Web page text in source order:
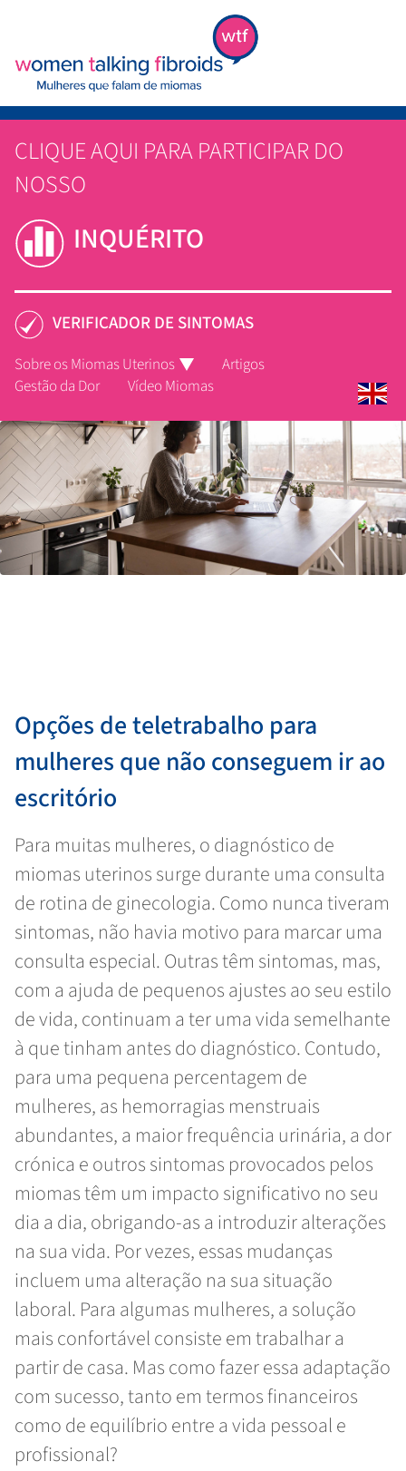
CLIQUE AQUI PARA PARTICIPAR DO
NOSSO
INQUÉRITO
VERIFICADOR DE SINTOMAS
Sobre os Miomas Uterinos
Artigos
Gestão da Dor
Vídeo Miomas
Opções de teletrabalho para
mulheres que não conseguem ir ao
escritório
Para muitas mulheres, o diagnóstico de
miomas uterinos surge durante uma consulta
de rotina de ginecologia. Como nunca tiveram
sintomas, não havia motivo para marcar uma
consulta especial. Outras têm sintomas, mas,
com a ajuda de pequenos ajustes ao seu estilo
de vida, continuam a ter uma vida semelhante
à que tinham antes do diagnóstico. Contudo,
para uma pequena percentagem de
mulheres, as hemorragias menstruais
abundantes, a maior frequência urinária, a dor
crónica e outros sintomas provocados pelos
miomas têm um impacto significativo no seu
dia a dia, obrigando-as a introduzir alterações
na sua vida. Por vezes, essas mudanças
incluem uma alteração na sua situação
laboral. Para algumas mulheres, a solução
mais confortável consiste em trabalhar a
partir de casa. Mas como fazer essa adaptação
com sucesso, tanto em termos financeiros
como de equilíbrio entre a vida pessoal e
profissional?